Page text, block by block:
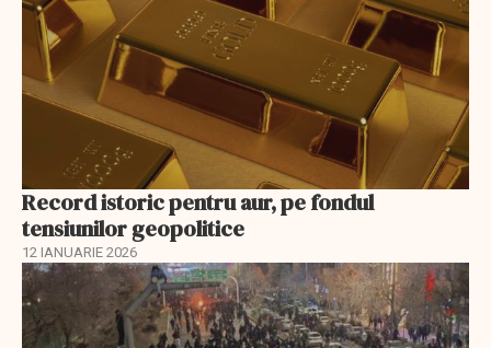
Record istoric pentru aur, pe fondul
tensiunilor geopolitice
12 IANUARIE 2026